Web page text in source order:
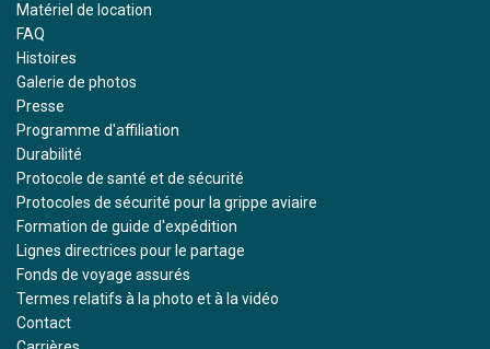
Matériel de location
FAQ
Histoires
Galerie de photos
Presse
Programme d'affiliation
Durabilité
Protocole de santé et de sécurité
Protocoles de sécurité pour la grippe aviaire
Formation de guide d'expédition
Lignes directrices pour le partage
Fonds de voyage assurés
Termes relatifs à la photo et à la vidéo
Contact